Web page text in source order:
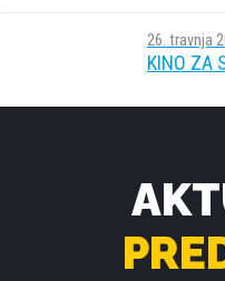
26. travnja
KINO ZA